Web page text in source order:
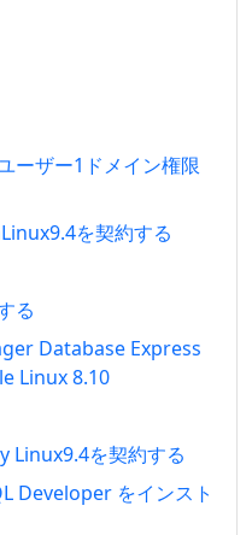
ーザー1ドメイン権限
を契約する
る
Database Express
Linux 8.10
Linux9.4を契約する
Developer をインスト